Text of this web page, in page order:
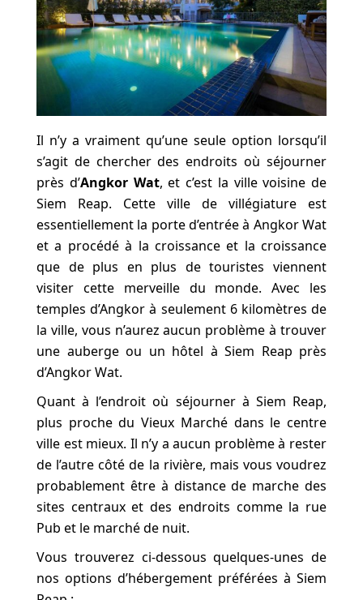
Il n’y a vraiment qu’une seule option lorsqu’il
s’agit de chercher des endroits où séjourner
près d’Angkor Wat, et c’est la ville voisine de
Siem Reap. Cette ville de villégiature est
essentiellement la porte d’entrée à Angkor Wat
et a procédé à la croissance et la croissance
que de plus en plus de touristes viennent
visiter cette merveille du monde. Avec les
temples d’Angkor à seulement 6 kilomètres de
la ville, vous n’aurez aucun problème à trouver
une auberge ou un hôtel à Siem Reap près
d’Angkor Wat.
Quant à l’endroit où séjourner à Siem Reap,
plus proche du Vieux Marché dans le centre
ville est mieux. Il n’y a aucun problème à rester
de l’autre côté de la rivière, mais vous voudrez
probablement être à distance de marche des
sites centraux et des endroits comme la rue
Pub et le marché de nuit.
Vous trouverez ci-dessous quelques-unes de
nos options d’hébergement préférées à Siem